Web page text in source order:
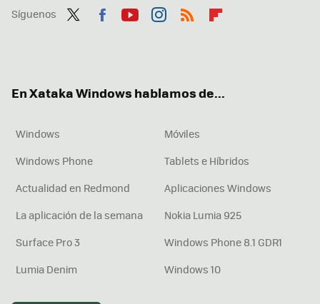
Síguenos
En Xataka Windows hablamos de...
Windows
Móviles
Windows Phone
Tablets e Híbridos
Actualidad en Redmond
Aplicaciones Windows
La aplicación de la semana
Nokia Lumia 925
Surface Pro 3
Windows Phone 8.1 GDR1
Lumia Denim
Windows 10